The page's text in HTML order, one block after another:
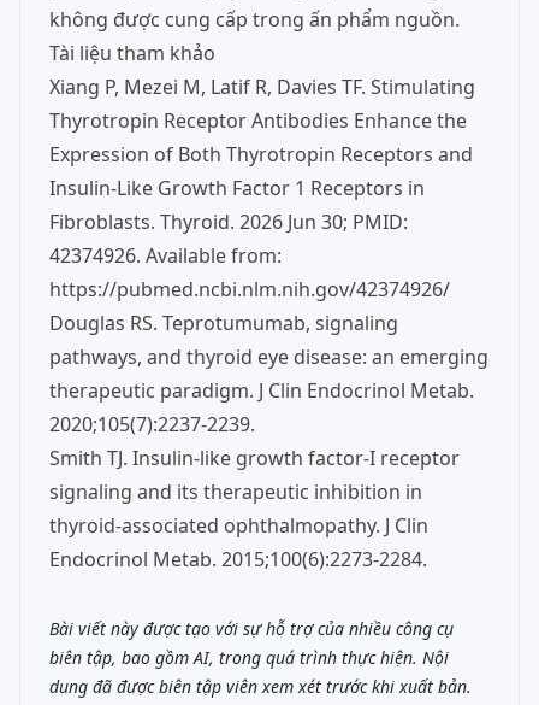
không được cung cấp trong ấn phẩm nguồn.
Tài liệu tham khảo
Xiang P, Mezei M, Latif R, Davies TF. Stimulating
Thyrotropin Receptor Antibodies Enhance the
Expression of Both Thyrotropin Receptors and
Insulin-Like Growth Factor 1 Receptors in
Fibroblasts. Thyroid. 2026 Jun 30; PMID:
42374926. Available from:
https://pubmed.ncbi.nlm.nih.gov/42374926/
Douglas RS. Teprotumumab, signaling
pathways, and thyroid eye disease: an emerging
therapeutic paradigm. J Clin Endocrinol Metab.
2020;105(7):2237-2239.
Smith TJ. Insulin-like growth factor-I receptor
signaling and its therapeutic inhibition in
thyroid-associated ophthalmopathy. J Clin
Endocrinol Metab. 2015;100(6):2273-2284.
Bài viết này được tạo với sự hỗ trợ của nhiều công cụ
biên tập, bao gồm AI, trong quá trình thực hiện. Nội
dung đã được biên tập viên xem xét trước khi xuất bản.